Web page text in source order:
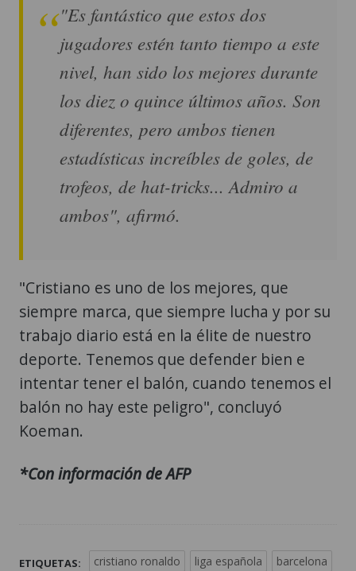
"Es fantástico que estos dos
jugadores estén tanto tiempo a este
nivel, han sido los mejores durante
los diez o quince últimos años. Son
diferentes, pero ambos tienen
estadísticas increíbles de goles, de
trofeos, de hat-tricks... Admiro a
ambos", afirmó.
"Cristiano es uno de los mejores, que
siempre marca, que siempre lucha y por su
trabajo diario está en la élite de nuestro
deporte. Tenemos que defender bien e
intentar tener el balón, cuando tenemos el
balón no hay este peligro", concluyó
Koeman.
*Con información de AFP
ETIQUETAS: cristiano ronaldo liga española
barcelona